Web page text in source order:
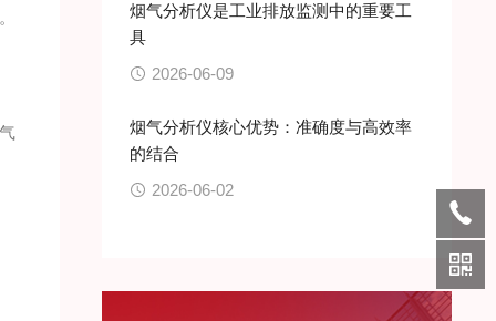
烟气分析仪是工业排放监测中的重要工
具
2026-06-09
烟气分析仪核心优势：准确度与高效率
的结合
2026-06-02